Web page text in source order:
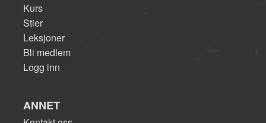
Kurs
Stier
Leksjoner
Bli medlem
Logg inn
ANNET